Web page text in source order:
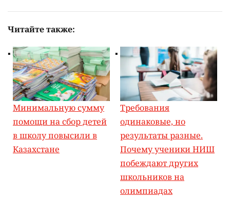
Читайте также:
Минимальную сумму
помощи на сбор детей
в школу повысили в
Казахстане
Требования
одинаковые, но
результаты разные.
Почему ученики НИШ
побеждают других
школьников на
олимпиадах